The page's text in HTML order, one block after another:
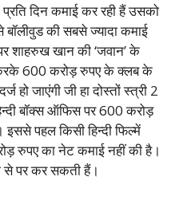
दिन कमाई कर रही हैं उसको
की सबसे ज्यादा कमाई
शाहरुख खान की ‘जवान’ के
600 करोड़ रुपए के क्लब के
हो जाएंगी जी हा दोस्तों स्त्री 2
बॉक्स ऑफिस पर 600 करोड़
पहल किसी हिन्दी फिल्में
रुपए का नेट कमाई नहीं की है।
पर कर सकती हैं।